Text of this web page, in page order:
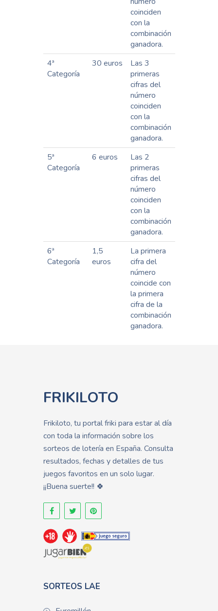
coinciden
con la
combinación
ganadora.
4ª
Categoría
30 euros
Las 3
primeras
cifras del
número
coinciden
con la
combinación
ganadora.
5ª
Categoría
6 euros
Las 2
primeras
cifras del
número
coinciden
con la
combinación
ganadora.
6ª
Categoría
1,5
euros
La primera
cifra del
número
coincide con
la primera
cifra de la
combinación
ganadora.
FRIKILOTO
Frikiloto, tu portal friki para estar al día
con toda la información sobre los
sorteos de lotería en España. Consulta
resultados, fechas y detalles de tus
juegos favoritos en un solo lugar.
¡¡Buena suerte!! 🍀
SORTEOS LAE